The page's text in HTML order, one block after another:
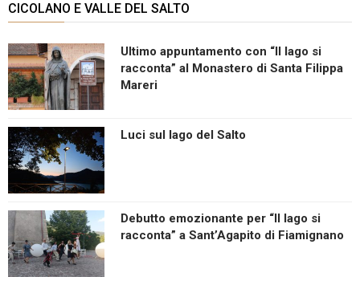
CICOLANO E VALLE DEL SALTO
Ultimo appuntamento con “Il lago si
racconta” al Monastero di Santa Filippa
Mareri
Luci sul lago del Salto
Debutto emozionante per “Il lago si
racconta” a Sant’Agapito di Fiamignano